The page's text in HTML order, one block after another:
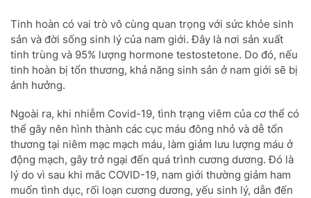
Tinh hoàn có vai trò vô cùng quan trọng với sức khỏe sinh
sản và đời sống sinh lý của nam giới. Đây là nơi sản xuất
tinh trùng và 95% lượng hormone testostetone. Do đó, nếu
tinh hoàn bị tổn thương, khả năng sinh sản ở nam giới sẽ bị
ảnh hưởng.
Ngoài ra, khi nhiễm Covid-19, tình trạng viêm của cơ thể có
thể gây nên hình thành các cục máu đông nhỏ và dễ tổn
thương tại niêm mạc mạch máu, làm giảm lưu lượng máu ở
động mạch, gây trở ngại đến quá trình cương dương. Đó là
lý do vì sau khi mắc COVID-19, nam giới thường giảm ham
muốn tình dục, rối loạn cương dương, yếu sinh lý, dẫn đến